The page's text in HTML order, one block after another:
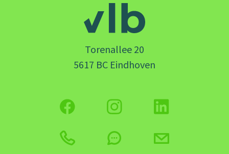
Torenallee 20
5617 BC Eindhoven